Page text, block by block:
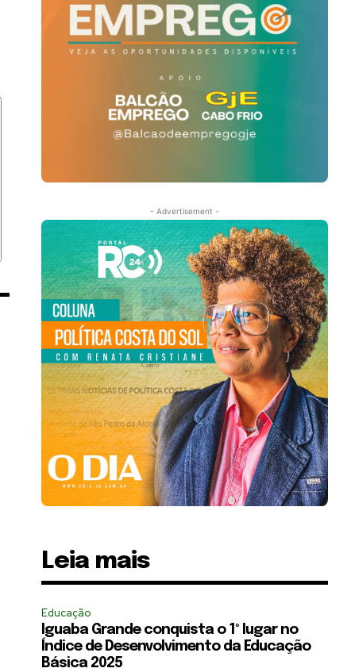
- Advertisement -
Leia mais
Educação
Iguaba Grande conquista o 1º lugar no
Índice de Desenvolvimento da Educação
Básica 2025